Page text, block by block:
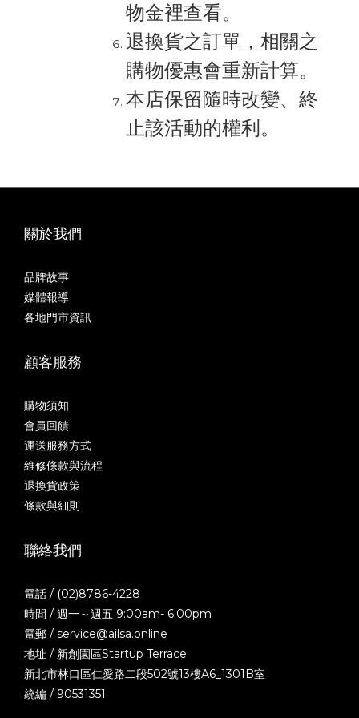
物金裡查看。
退換貨之訂單，相關之
購物優惠會重新計算。
本店保留隨時改變、終
止該活動的權利。
關於我們
品牌故事
媒體報導
各地門市資訊
顧客服務
購物須知
會員回饋
運送服務方式
維修條款與流程
退換貨政策
條款與細則
聯絡我們
電話 / (02)8786-4228
時間 / 週一～週五 9:00am- 6:00pm
電郵 / service@ailsa.online
地址 / 新創園區Startup Terrace
新北市林口區仁愛路二段502號13樓A6_1301B室
統編 / 90531351